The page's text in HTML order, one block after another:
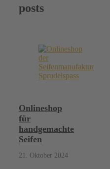
posts
Onlineshop
für
handgemachte
Seifen
21. Oktober 2024